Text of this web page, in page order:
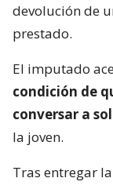
devolución de
prestado.
El imputado
condición de
conversar a
la joven.
Tras entregar